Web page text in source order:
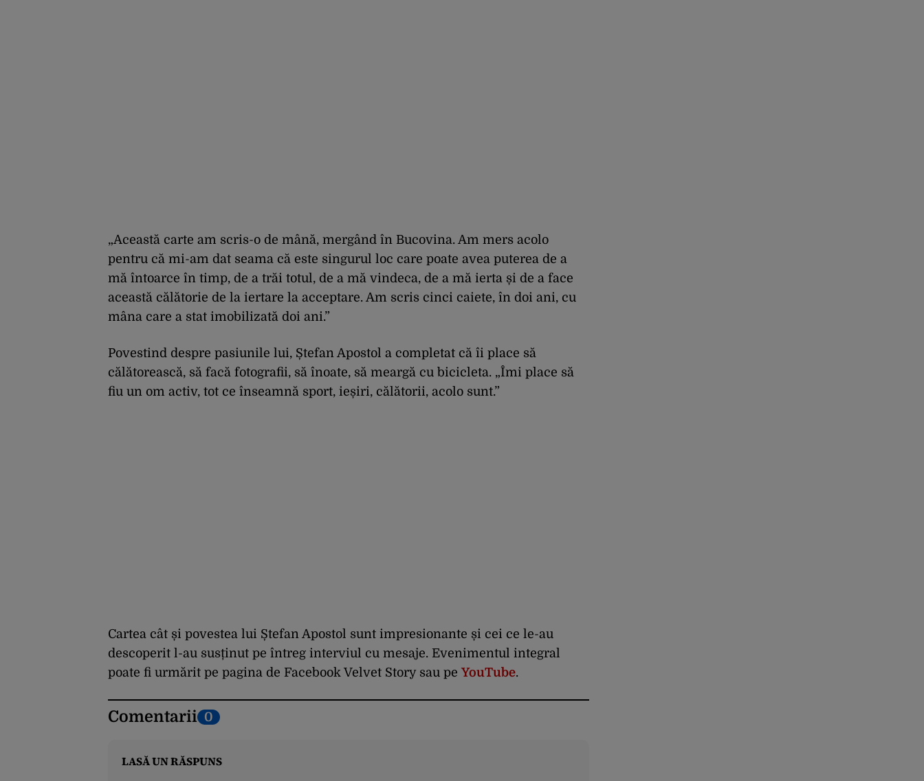
„Această carte am scris-o de mână, mergând în Bucovina. Am mers acolo
pentru că mi-am dat seama că este singurul loc care poate avea puterea de a
mă întoarce în timp, de a trăi totul, de a mă vindeca, de a mă ierta și de a face
această călătorie de la iertare la acceptare. Am scris cinci caiete, în doi ani, cu
mâna care a stat imobilizată doi ani.”
Povestind despre pasiunile lui, Ștefan Apostol a completat că îi place să
călătorească, să facă fotografii, să înoate, să meargă cu bicicleta. „Îmi place să
fiu un om activ, tot ce înseamnă sport, ieșiri, călătorii, acolo sunt.”
Cartea cât și povestea lui Ștefan Apostol sunt impresionante și cei ce le-au
descoperit l-au susținut pe întreg interviul cu mesaje. Evenimentul integral
poate fi urmărit pe pagina de Facebook Velvet Story sau pe YouTube.
Comentarii 0
LASĂ UN RĂSPUNS